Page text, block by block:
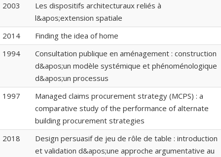
2003
Les dispositifs architecturaux reliés à
l&apos;extension spatiale
2014
Finding the idea of home
1994
Consultation publique en aménagement : construction
d&apos;un modèle systémique et phénoménologique
d&apos;un processus
1997
Managed claims procurement strategy (MCPS) : a
comparative study of the performance of alternate
building procurement strategies
2018
Design persuasif de jeu de rôle de table : introduction
et validation d&apos;une approche argumentative au